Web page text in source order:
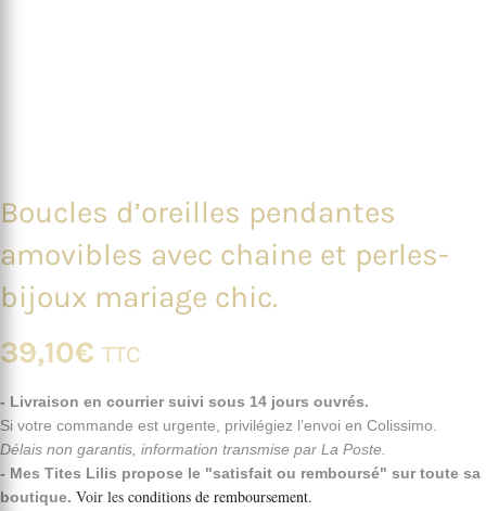
Boucles d’oreilles pendantes
amovibles avec chaine et perles-
bijoux mariage chic.
39,10€ TTC
- Livraison en courrier suivi sous 14 jours ouvrés.
Si votre commande est urgente, privilégiez l’envoi en Colissimo.
Délais non garantis, information transmise par La Poste.
- Mes Tites Lilis propose le "satisfait ou remboursé" sur toute sa
boutique. Voir les conditions de remboursement.